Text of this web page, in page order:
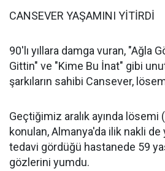
CANSEVER YAŞAMINI YİTİRDİ
90'lı yıllara damga vuran, "Ağla
Gittin" ve "Kime Bu İnat" gibi
şarkıların sahibi Cansever,
Geçtiğimiz aralık ayında
konulan, Almanya'da ilik nakli de
tedavi gördüğü hastanede 59
gözlerini yumdu.